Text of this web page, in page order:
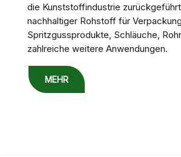
die Kunststoffindustrie
nachhaltiger Rohstoff für
Spritzgussprodukte, Schläuche,
zahlreiche weitere Anwendungen.
MEHR